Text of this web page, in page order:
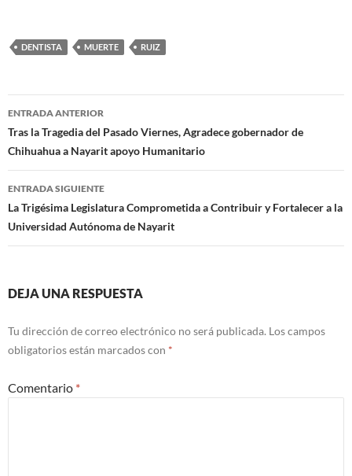
DENTISTA MUERTE RUIZ
Navegación
de
entradas
ENTRADA ANTERIOR
Tras la Tragedia del Pasado Viernes, Agradece gobernador de
Chihuahua a Nayarit apoyo Humanitario
ENTRADA SIGUIENTE
La Trigésima Legislatura Comprometida a Contribuir y Fortalecer a la
Universidad Autónoma de Nayarit
DEJA UNA RESPUESTA
Tu dirección de correo electrónico no será publicada. Los campos
obligatorios están marcados con *
Comentario *